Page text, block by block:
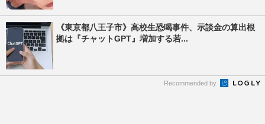
《東京都八王子市》高校生恐喝事件、示談金の算出根
拠は『チャットGPT』増加する若...
Recommended by